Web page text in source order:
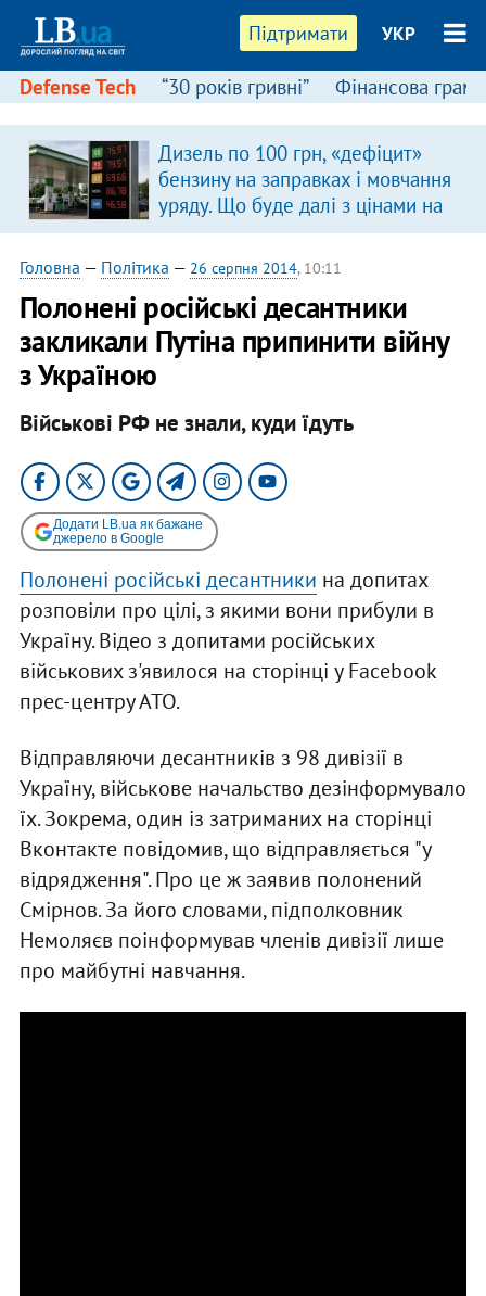
Підтримати УКР
Defense Tech “30 років гривні” Фінансова
Дизель по 100 грн, «дефіцит»
бензину на заправках і мовчання
уряду. Що буде далі з цінами на
пальне?
Головна — Політика — 26 серпня 2014, 10:11
Полонені російські десантники
закликали Путіна припинити війну
з Україною
Військові РФ не знали, куди їдуть
Додати LB.ua як бажане
джерело в Google
Полонені російські десантники на допитах
розповіли про цілі, з якими вони прибули в
Україну. Відео з допитами російських
військових з'явилося на сторінці у Facebook
прес-центру АТО.
Відправляючи десантників з 98 дивізії в
Україну, військове начальство дезінформувало
їх. Зокрема, один із затриманих на сторінці
Вконтакте повідомив, що відправляється "у
відрядження". Про це ж заявив полонений
Смірнов. За його словами, підполковник
Немоляєв поінформував членів дивізії лише
про майбутні навчання.